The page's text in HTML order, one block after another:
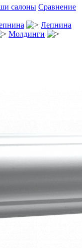
салоны Сравнение
Лепнина
Молдинги